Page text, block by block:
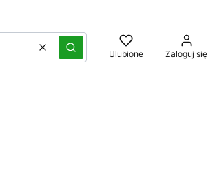
WyczyśćSzukaj Ulubione Zaloguj się